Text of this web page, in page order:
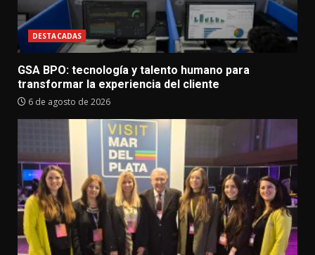
DESTACADAS
GSA BPO: tecnología y talento humano para
transformar la experiencia del cliente
6 de agosto de 2026